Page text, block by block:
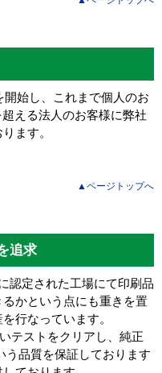
始し、これまで個人のお
える法人のお客様に弊社
ます。
▲ページトップへ
追求
認定された工場にて印刷品
かという点にも重きを置
行なっています。
テストをクリアし、 純正
う品質を保証しております